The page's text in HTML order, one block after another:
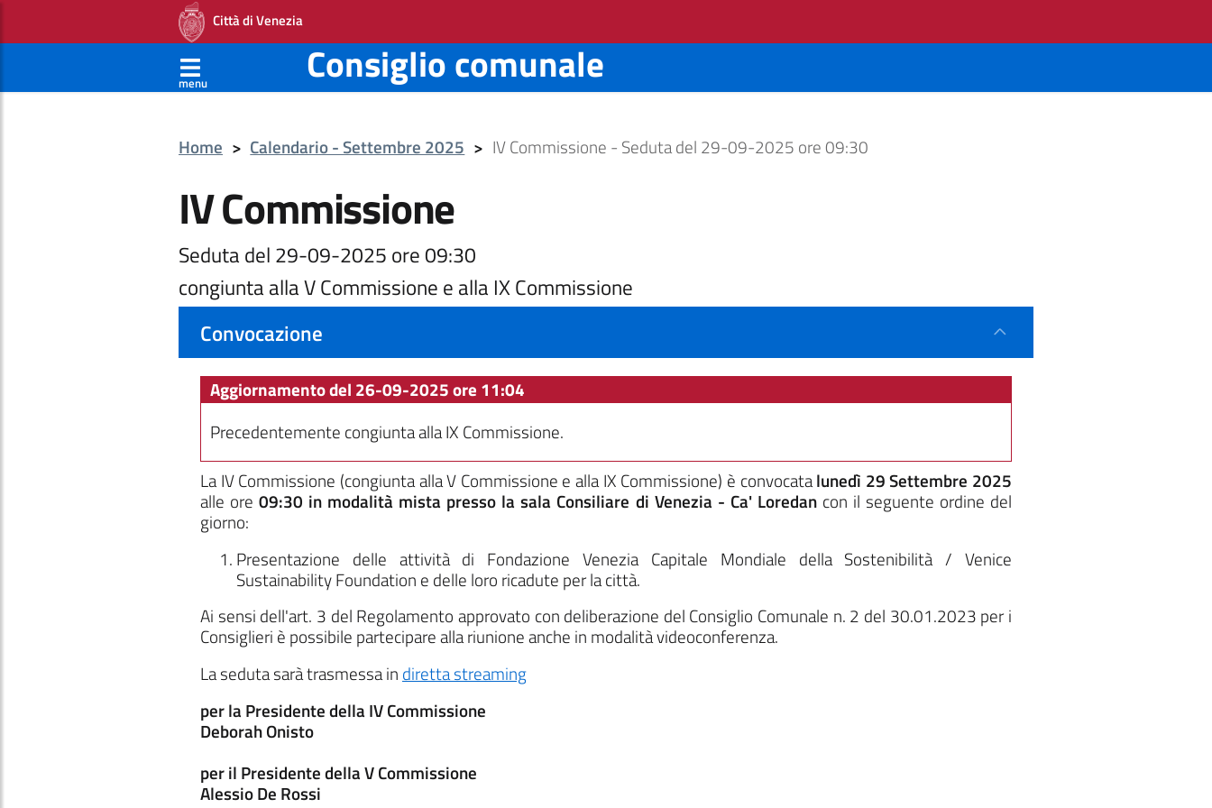
Città di Venezia
menu Consiglio comunale
Home > Calendario - Settembre 2025 > IV Commissione - Seduta del 29-09-2025 ore 09:30
IV Commissione
Seduta del 29-09-2025 ore 09:30
congiunta alla V Commissione e alla IX Commissione
Convocazione
Aggiornamento del 26-09-2025 ore 11:04
Precedentemente congiunta alla IX Commissione.
La IV Commissione (congiunta alla V Commissione e alla IX Commissione) è convocatalunedì 29 Settembre 2025
alle ore09:30 in modalità mista presso la sala Consiliare di Venezia - Ca' Loredancon il seguente ordine del
giorno:
Presentazione delle attività di Fondazione Venezia Capitale Mondiale della Sostenibilità / Venice
Sustainability Foundation e delle loro ricadute per la città.
Ai sensi dell'art. 3 del Regolamento approvato con deliberazione del Consiglio Comunale n. 2 del 30.01.2023 per i
Consiglieri è possibile partecipare alla riunione anche in modalità videoconferenza.
La seduta sarà trasmessa in diretta streaming
per la Presidente della IV Commissione
Deborah Onisto
per il Presidente della V Commissione
Alessio De Rossi